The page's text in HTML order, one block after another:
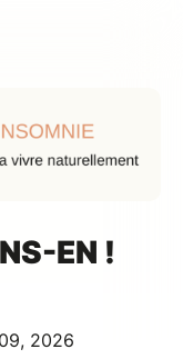
EN !
2026